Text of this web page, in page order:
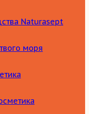
Naturasept
моря